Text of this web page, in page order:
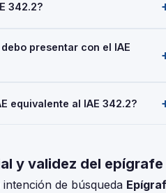
del Impuesto sobre
realice esta actividad debe darse
036 o 037.
342.2?
con cifra de negocios inferior
exentas. No obstante, el alta
presentar con el IAE
(IVA trimestral), Modelo 130 o 131
equivalente al IAE 342.2?
al epígrafe 342.2 —
y validez del epígrafe
de búsqueda